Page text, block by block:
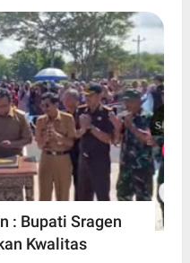
: Bupati Sragen
Kwalitas